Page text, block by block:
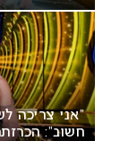
“אני צריכה
חשוב”: